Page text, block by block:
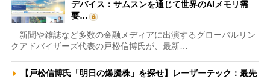
デバイス：サムスンを通じて世界のAIメモリ需
要…
新聞や雑誌など多数の金融メディアに出演するグローバルリン
クアドバイザーズ代表の戸松信博氏が、最新…
【戸松信博氏「明日の爆騰株」を探せ】レーザーテック：最先